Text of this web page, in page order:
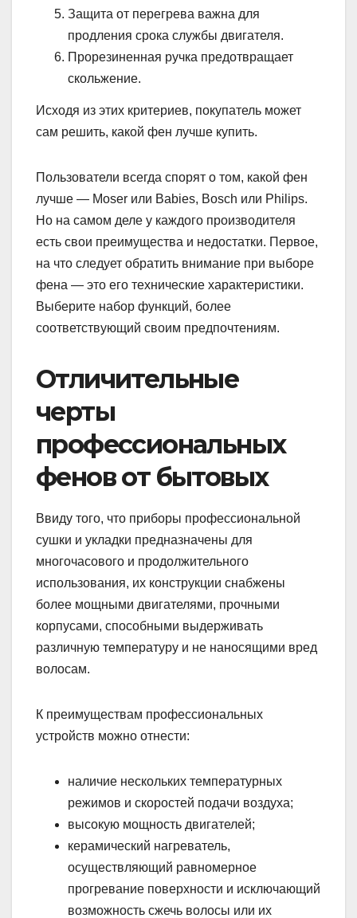
Защита от перегрева важна для
продления срока службы двигателя.
Прорезиненная ручка предотвращает
скольжение.
Исходя из этих критериев, покупатель может
сам решить, какой фен лучше купить.
Пользователи всегда спорят о том, какой фен
лучше — Moser или Babies, Bosch или Philips.
Но на самом деле у каждого производителя
есть свои преимущества и недостатки. Первое,
на что следует обратить внимание при выборе
фена — это его технические характеристики.
Выберите набор функций, более
соответствующий своим предпочтениям.
Отличительные
черты
профессиональных
фенов от бытовых
Ввиду того, что приборы профессиональной
сушки и укладки предназначены для
многочасового и продолжительного
использования, их конструкции снабжены
более мощными двигателями, прочными
корпусами, способными выдерживать
различную температуру и не наносящими вред
волосам.
К преимуществам профессиональных
устройств можно отнести:
наличие нескольких температурных
режимов и скоростей подачи воздуха;
высокую мощность двигателей;
керамический нагреватель,
осуществляющий равномерное
прогревание поверхности и исключающий
возможность сжечь волосы или их